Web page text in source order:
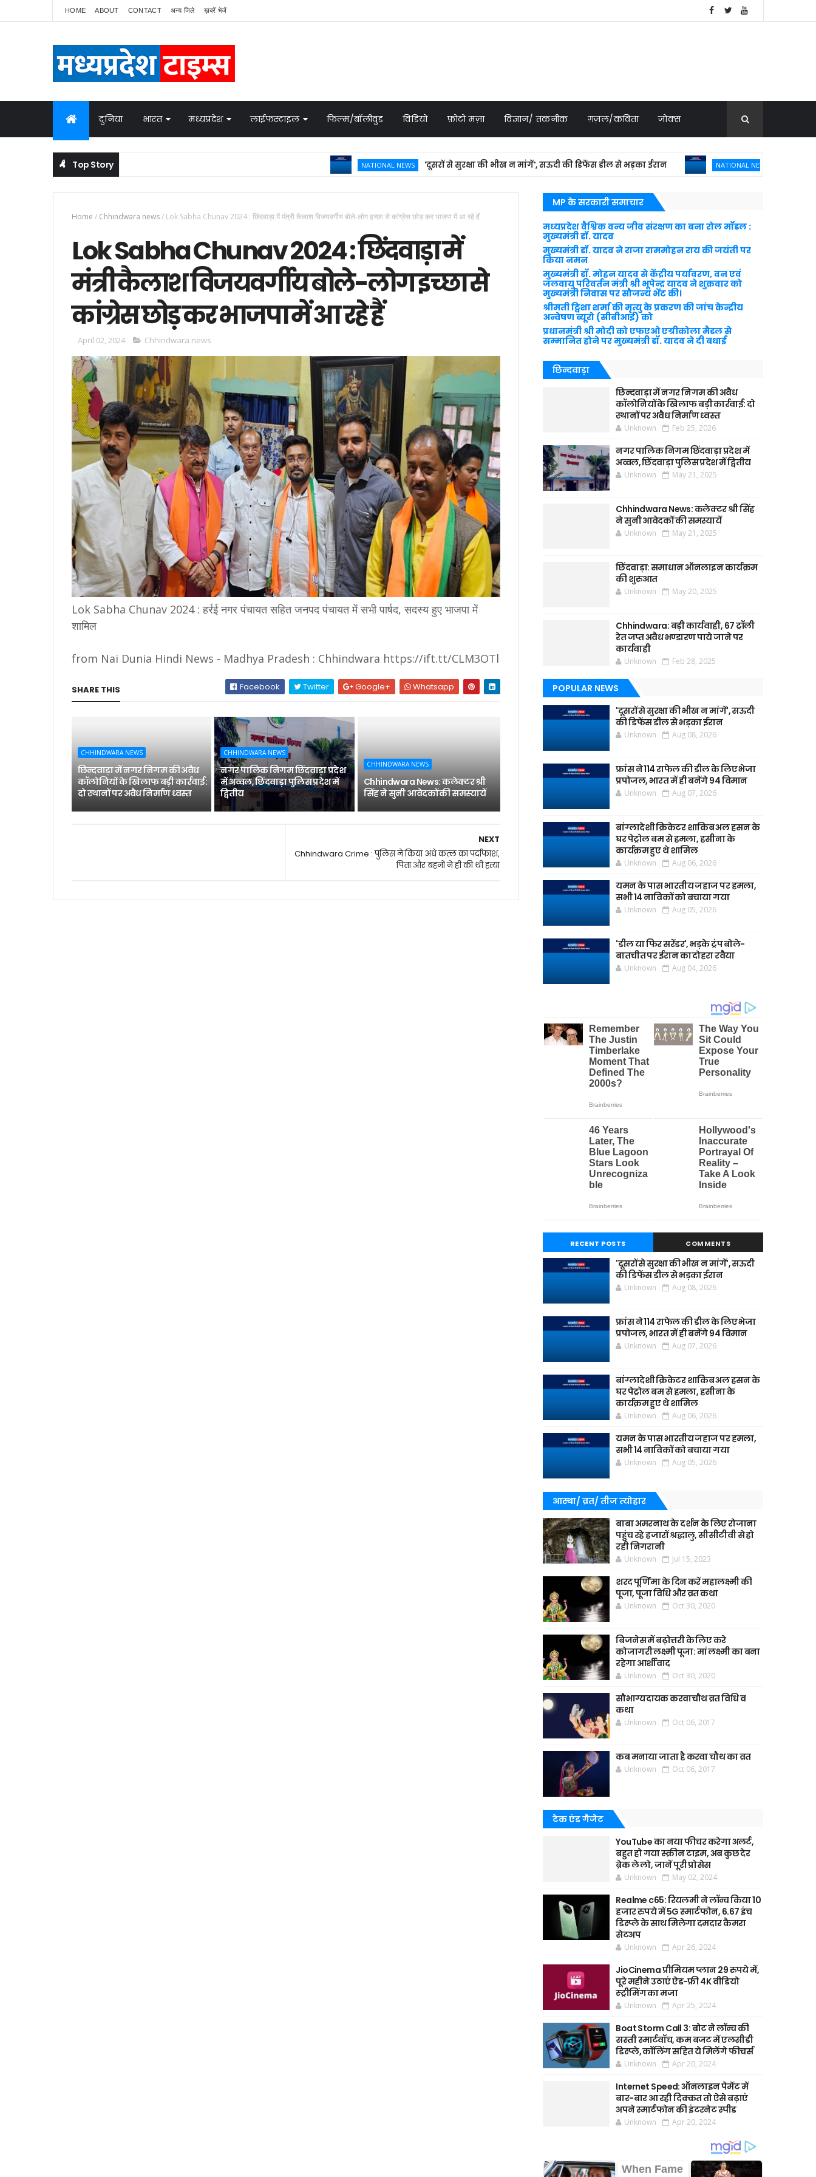
HOME ABOUT CONTACT अन्य जिले ख़बरें भेजें
दुनिया भारत मध्यप्रदेश लाईफस्टाइल फिल्म/बॉलीवुड विडियो फ़ोटो मज़ा विज्ञान/ तकनीक ग़ज़ल/कविता जोक्स
Top Story NATIONAL NEWS 'दूसरों से सुरक्षा की भीख न मांगें', सऊदी की डिफेंस डील से भड़का ईरान NATIONAL NEWS फ्रांस ने 114 राफेल
Home / Chhindwara news/ Lok Sabha Chunav 2024 : छिंदवाड़ा में मंत्री कैलाश विजयवर्गीय बोले-लोग इच्छा से कांग्रेस छोड़ कर भाजपा में आ रहे हैं
Lok Sabha Chunav 2024 : छिंदवाड़ा में
मंत्री कैलाश विजयवर्गीय बोले-लोग इच्छा से
कांग्रेस छोड़ कर भाजपा में आ रहे हैं
April 02, 2024 Chhindwara news
Lok Sabha Chunav 2024 : हर्रई नगर पंचायत सहित जनपद पंचायत में सभी पार्षद, सदस्य हुए भाजपा में
शामिल
from Nai Dunia Hindi News - Madhya Pradesh : Chhindwara https://ift.tt/CLM3OTl
SHARE THIS Facebook Twitter Google+ Whatsapp
CHHINDWARA NEWS
छिन्दवाड़ा में नगर निगम की अवैध
कॉलोनियों के खिलाफ बड़ी कार्रवाई:
दो स्थानों पर अवैध निर्माण ध्वस्त
CHHINDWARA NEWS
नगर पालिक निगम छिंदवाड़ा प्रदेश
में अव्वल, छिंदवाड़ा पुलिस प्रदेश में
द्वितीय
CHHINDWARA NEWS
Chhindwara News: कलेक्टर श्री
सिंह ने सुनी आवेदकों की समस्यायें
NEXT
Chhindwara Crime : पुलिस ने किया अंधे कत्ल का पर्दाफाश,
पिता और बहनों ने ही की थी हत्या
MP के सरकारी समाचार
मध्यप्रदेश वैश्विक वन्य जीव संरक्षण का बना रोल मॉडल :
मुख्यमंत्री डॉ. यादव
मुख्यमंत्री डॉ. यादव ने राजा राममोहन राय की जयंती पर
किया नमन
मुख्यमंत्री डॉ. मोहन यादव से केंद्रीय पर्यावरण, वन एवं
जलवायु परिवर्तन मंत्री श्री भूपेन्द्र यादव ने शुक्रवार को
मुख्यमंत्री निवास पर सौजन्य भेंट की।
श्रीमती ट्विशा शर्मा की मृत्यु के प्रकरण की जांच केन्द्रीय
अन्वेषण ब्यूरो (सीबीआई) को
प्रधानमंत्री श्री मोदी को एफएओ एग्रीकोला मैडल से
सम्मानित होने पर मुख्यमंत्री डॉ. यादव ने दी बधाई
छिन्दवाड़ा
छिन्दवाड़ा में नगर निगम की अवैध
कॉलोनियों के खिलाफ बड़ी कार्रवाई: दो
स्थानों पर अवैध निर्माण ध्वस्त
Unknown Feb 25, 2026
नगर पालिक निगम छिंदवाड़ा प्रदेश में
अव्वल, छिंदवाड़ा पुलिस प्रदेश में द्वितीय
Unknown May 21, 2025
Chhindwara News: कलेक्टर श्री सिंह
ने सुनी आवेदकों की समस्यायें
Unknown May 21, 2025
छिंदवाड़ा: समाधान ऑनलाइन कार्यक्रम
की शुरुआत
Unknown May 20, 2025
Chhindwara: बड़ी कार्यवाही, 67 ट्रॉली
रेत जप्त अवैध भण्डारण पाये जाने पर
कार्यवाही
Unknown Feb 28, 2025
POPULAR NEWS
'दूसरों से सुरक्षा की भीख न मांगें', सऊदी
की डिफेंस डील से भड़का ईरान
Unknown Aug 08, 2026
फ्रांस ने 114 राफेल की डील के लिए भेजा
प्रपोजल, भारत में ही बनेंगे 94 विमान
Unknown Aug 07, 2026
बांग्लादेशी क्रिकेटर शाकिब अल हसन के
घर पेट्रोल बम से हमला, हसीना के
कार्यक्रम हुए थे शामिल
Unknown Aug 06, 2026
यमन के पास भारतीय जहाज पर हमला,
सभी 14 नाविकों को बचाया गया
Unknown Aug 05, 2026
'डील या फिर सरेंडर', भड़के ट्रंप बोले-
बातचीत पर ईरान का दोहरा रवैया
Unknown Aug 04, 2026
RECENT POSTS COMMENTS
'दूसरों से सुरक्षा की भीख न मांगें', सऊदी
की डिफेंस डील से भड़का ईरान
Unknown Aug 08, 2026
फ्रांस ने 114 राफेल की डील के लिए भेजा
प्रपोजल, भारत में ही बनेंगे 94 विमान
Unknown Aug 07, 2026
बांग्लादेशी क्रिकेटर शाकिब अल हसन के
घर पेट्रोल बम से हमला, हसीना के
कार्यक्रम हुए थे शामिल
Unknown Aug 06, 2026
यमन के पास भारतीय जहाज पर हमला,
सभी 14 नाविकों को बचाया गया
Unknown Aug 05, 2026
आस्था/ व्रत/ तीज त्‍योहार
बाबा अमरनाथ के दर्शन के लिए रोजाना
पहुंच रहे हजारों श्रद्धालु, सीसीटीवी से हो
रही निगरानी
Unknown Jul 15, 2023
शरद पूर्णिमा के दिन करें महालक्ष्मी की
पूजा, पूजा विधि और व्रत कथा
Unknown Oct 30, 2020
बिजनेस में बढ़ोत्तरी के लिए करे
कोजागरी लक्ष्मी पूजा: मां लक्ष्मी का बना
रहेगा आर्शीवाद
Unknown Oct 30, 2020
सौभाग्यदायक करवाचौथ व्रत विधि व
कथा
Unknown Oct 06, 2017
कब मनाया जाता है करवा चौथ का व्रत
Unknown Oct 06, 2017
टेक एंड गैजेट
YouTube का नया फीचर करेगा अलर्ट,
बहुत हो गया स्क्रीन टाइम, अब कुछ देर
ब्रेक ले लो, जानें पूरी प्रोसेस
Unknown May 02, 2024
Realme c65: रियलमी ने लॉन्च किया 10
हजार रुपये में 5G स्मार्टफोन, 6.67 इंच
डिस्प्ले के साथ मिलेगा दमदार कैमरा
सेटअप
Unknown Apr 26, 2024
JioCinema प्रीमियम प्लान 29 रुपये में,
पूरे महीने उठाएं ऐड-फ्री 4K वीडियो
स्ट्रीमिंग का मजा
Unknown Apr 25, 2024
Boat Storm Call 3: बोट ने लॉन्च की
सस्ती स्मार्टवॉच, कम बजट में एलसीडी
डिस्प्ले, कॉलिंग सहित ये मिलेंगे फीचर्स
Unknown Apr 20, 2024
Internet Speed: ऑनलाइन पेमेंट में
बार-बार आ रही दिक्कत तो ऐसे बढ़ाएं
अपने स्मार्टफोन की इंटरनेट स्पीड
Unknown Apr 20, 2024